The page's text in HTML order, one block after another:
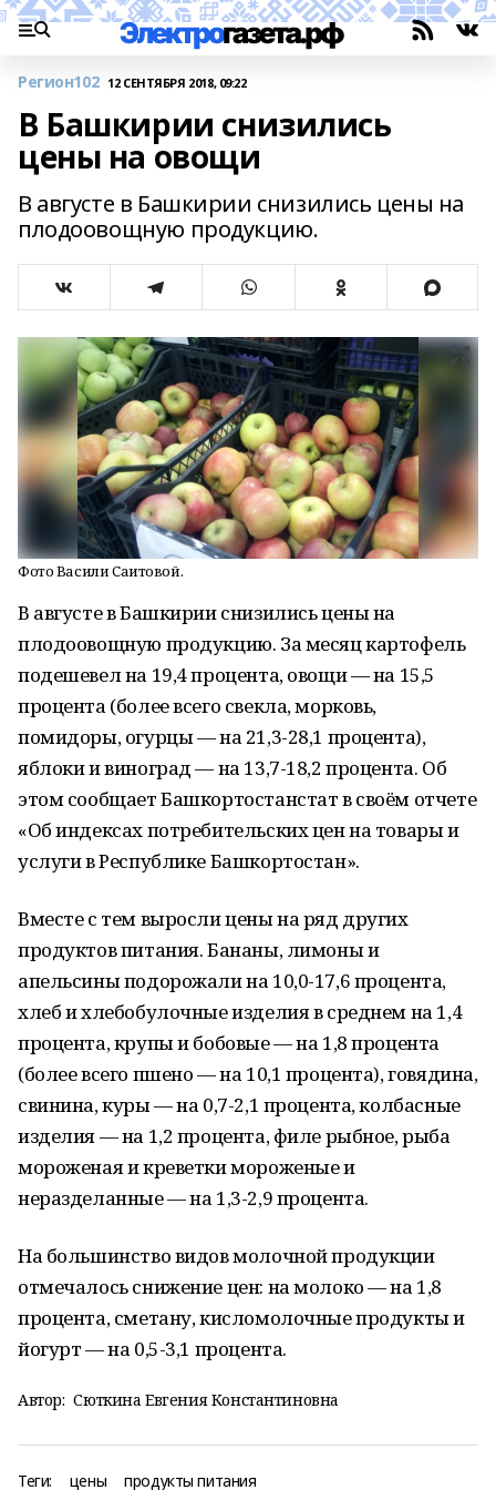
Регион102 12 СЕНТЯБРЯ 2018, 09:22
В Башкирии снизились
цены на овощи
В августе в Башкирии снизились цены на
плодоовощную продукцию.
Фото Васили Саитовой.
В августе в Башкирии снизились цены на
плодоовощную продукцию. За месяц картофель
подешевел на 19,4 процента, овощи — на 15,5
процента (более всего свекла, морковь,
помидоры, огурцы — на 21,3-28,1 процента),
яблоки и виноград — на 13,7-18,2 процента. Об
этом сообщает Башкортостанстат в своём отчете
«Об индексах потребительских цен на товары и
услуги в Республике Башкортостан».
Вместе с тем выросли цены на ряд других
продуктов питания. Бананы, лимоны и
апельсины подорожали на 10,0-17,6 процента,
хлеб и хлебобулочные изделия в среднем на 1,4
процента, крупы и бобовые — на 1,8 процента
(более всего пшено — на 10,1 процента), говядина,
свинина, куры — на 0,7-2,1 процента, колбасные
изделия — на 1,2 процента, филе рыбное, рыба
мороженая и креветки мороженые и
неразделанные — на 1,3-2,9 процента.
На большинство видов молочной продукции
отмечалось снижение цен: на молоко — на 1,8
процента, сметану, кисломолочные продукты и
йогурт — на 0,5-3,1 процента.
Автор: Сюткина Евгения Константиновна
Теги: цены продукты питания